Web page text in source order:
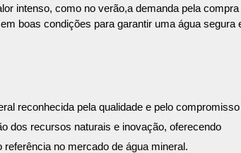
intenso, como no verão,a demanda pela compra
boas condições para garantir uma água segura
reconhecida pela qualidade e pelo compromisso
dos recursos naturais e inovação, oferecendo
no mercado de água mineral.